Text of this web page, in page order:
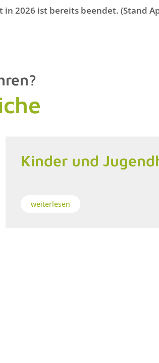
2026 ist bereits beendet. (Stand
Kinder und
weiterlesen